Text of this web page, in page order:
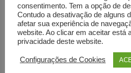
consentimento. Tem a opção de
Contudo a desativação de alguns
afetar sua experiência de
website. Ao clicar em aceitar está
privacidade deste website.
Configurações de Cookies